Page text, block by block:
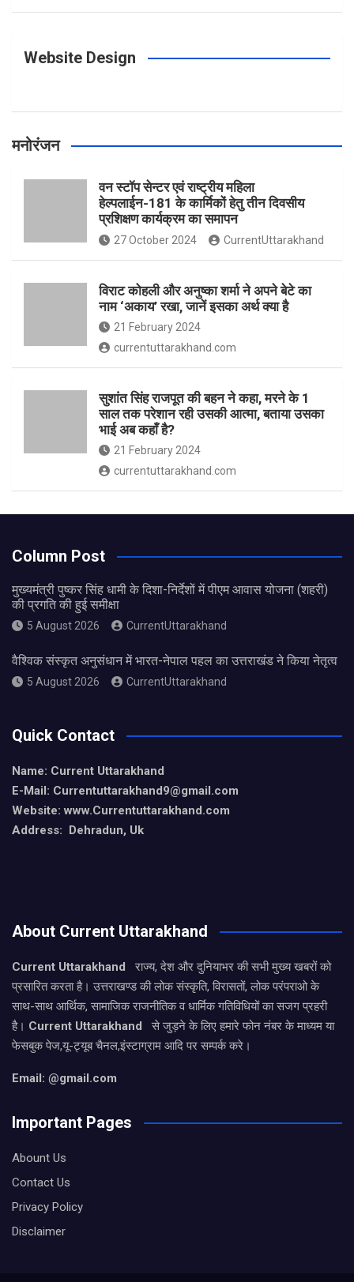
Website Design
मनोरंजन
वन स्टॉप सेन्टर एवं राष्ट्रीय महिला
हेल्पलाईन-181 के कार्मिकों हेतु तीन दिवसीय
प्रशिक्षण कार्यक्रम का समापन
27 October 2024 CurrentUttarakhand
विराट कोहली और अनुष्का शर्मा ने अपने बेटे का
नाम ‘अकाय’ रखा, जानें इसका अर्थ क्‍या है
21 February 2024
currentuttarakhand.com
सुशांत सिंह राजपूत की बहन ने कहा, मरने के 1
साल तक परेशान रही उसकी आत्मा, बताया उसका
भाई अब कहाँ है?
21 February 2024
currentuttarakhand.com
Column Post
मुख्यमंत्री पुष्कर सिंह धामी के दिशा-निर्देशों में पीएम आवास योजना (शहरी)
की प्रगति की हुई समीक्षा
5 August 2026 CurrentUttarakhand
वैश्विक संस्कृत अनुसंधान में भारत-नेपाल पहल का उत्तराखंड ने किया नेतृत्व
5 August 2026 CurrentUttarakhand
Quick Contact
Name: Current Uttarakhand
E-Mail: Currentuttarakhand9@gmail.com
Website: www.Currentuttarakhand.com
Address: Dehradun, Uk
About Current Uttarakhand
Current Uttarakhand
राज्य, देश और दुनियाभर की सभी मुख्य खबरों को
प्रसारित करता है। उत्तराखण्ड की लोक संस्कृति, विरासतों, लोक परंपराओ के
साथ-साथ आर्थिक, सामाजिक राजनीतिक व धार्मिक गतिविधियों का सजग प्रहरी
है। Current Uttarakhand
से जुड़ने के लिए हमारे फोन नंबर के माध्यम या
फेसबुक पेज,यू-ट्यूब चैनल,इंस्टाग्राम आदि पर सम्पर्क करे।
Email: @gmail.com
Important Pages
Abount Us
Contact Us
Privacy Policy
Disclaimer